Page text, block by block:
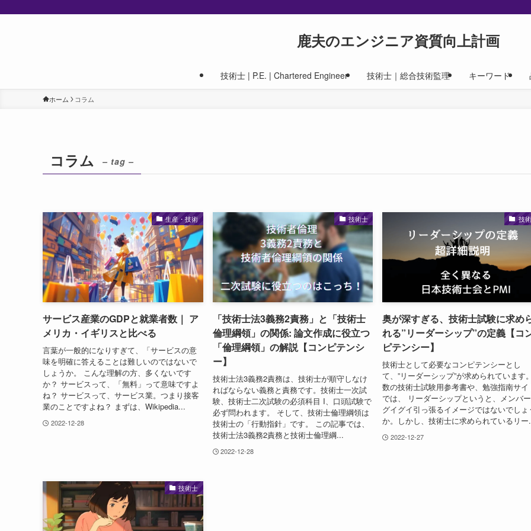
鹿夫のエンジニア資質向上計画
技術士 | P.E. | Chartered Engineer 技術士｜総合技術監理 キーワード
ホーム コラム
コラム – tag –
生産・技術
サービス産業のGDPと就業者数｜ ア
メリカ・イギリスと比べる
言葉が一般的になりすぎて、「サービスの意
味を明確に答えることは難しいのではないで
しょうか。 こんな理解の方、多くないです
か？ サービスって、「無料」って意味ですよ
ね？ サービスって、サービス業。つまり接客
業のことですよね？ まずは、Wikipedia...
2022-12-28
技術士
「技術士法3義務2責務」と「技術士
倫理綱領」の関係: 論文作成に役立つ
「倫理綱領」の解説【コンピテンシ
ー】
技術士法3義務2責務は、技術士が順守しなけ
ればならない義務と責務です。技術士一次試
験、技術士二次試験の必須科目 I、口頭試験で
必ず問われます。 そして、技術士倫理綱領は
技術士の「行動指針」です。 この記事では、
技術士法3義務2責務と技術士倫理綱...
2022-12-28
技
奥が深すぎる、技術士試験に求め
れる”リーダーシップ”の定義【コ
ピテンシー】
技術士として必要なコンピテンシーとし
て、”リーダーシップ”が求められています
数の技術士試験用参考書や、勉強指南サイ
では、 リーダーシップというと、メンバ
グイグイ引っ張るイメージではないでしょ
か。しかし、技術士に求められているリー
2022-12-27
技術士